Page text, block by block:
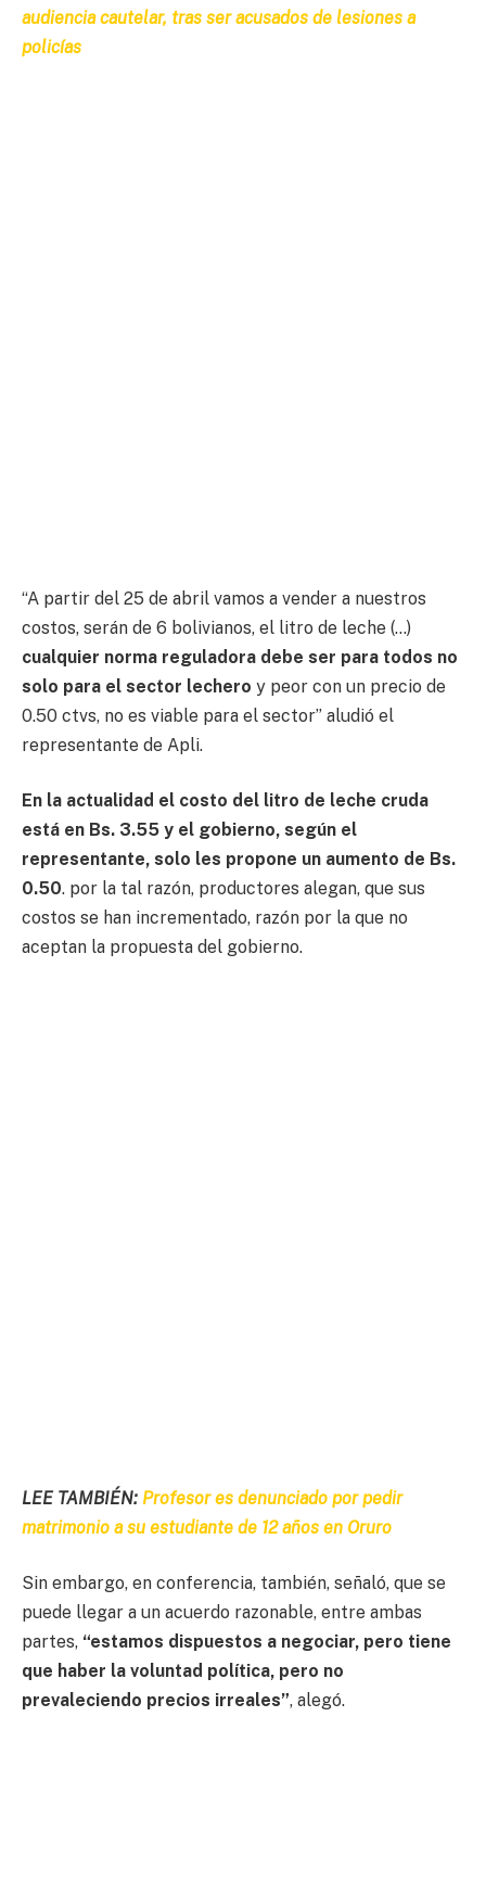
audiencia cautelar, tras ser acusados de lesiones a
policías
“A partir del 25 de abril vamos a vender a nuestros
costos, serán de 6 bolivianos, el litro de leche (…)
cualquier norma reguladora debe ser para todos no
solo para el sector lechero y peor con un precio de
0.50 ctvs, no es viable para el sector” aludió el
representante de Apli.
En la actualidad el costo del litro de leche cruda
está en Bs. 3.55 y el gobierno, según el
representante, solo les propone un aumento de Bs.
0.50. por la tal razón, productores alegan, que sus
costos se han incrementado, razón por la que no
aceptan la propuesta del gobierno.
LEE TAMBIÉN: Profesor es denunciado por pedir
matrimonio a su estudiante de 12 años en Oruro
Sin embargo, en conferencia, también, señaló, que se
puede llegar a un acuerdo razonable, entre ambas
partes, “estamos dispuestos a negociar, pero tiene
que haber la voluntad política, pero no
prevaleciendo precios irreales”, alegó.